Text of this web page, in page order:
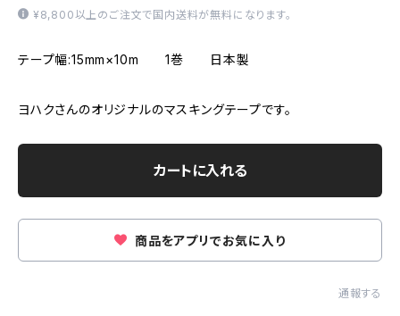
¥8,800以上のご注文で国内送料が無料になります。
テープ幅:15mm×10m 1巻 日本製
ヨハクさんのオリジナルのマスキングテープです。
カートに入れる
商品をアプリでお気に入り
通報する